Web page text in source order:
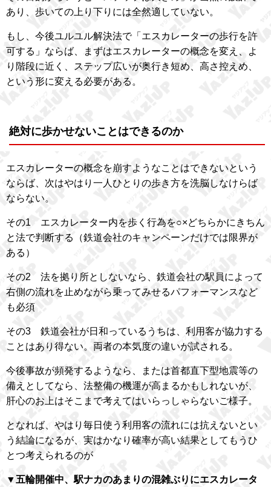
あり、歩いての上り下りには全然適していない。
もし、今後ユルユル解決法で「エスカレーターの歩行を許
可する」ならば、まずはエスカレーターの概念を変え、よ
り階段に近く、ステップ広いが奥行き短め、高さ控えめ、
という形に変える必要がある。
絶対に歩かせないことはできるのか
エスカレーターの概念を崩すようなことはできないという
ならば、次はやはり一人ひとりの歩き方を洗脳しなけらば
ならない。
その1 エスカレーター内を歩く行為を○×どちらかにきちん
と法で判断する（鉄道会社のキャンペーンだけでは限界が
ある）
その2 法を拠り所としないなら、鉄道会社の駅員によって
右側の流れを止めながら乗ってみせるパフォーマンスなど
も必須
その3 鉄道会社が日和っているうちは、利用客が協力する
ことはあり得ない。両者の本気度の違いが試される。
今後事故が頻発するようなら、または首都直下型地震等の
備えとしてなら、法整備の機運が高まるかもしれないが、
肝心のお上はそこまで考えてはいらっしゃらないご様子。
となれば、やはり毎日使う利用客の流れには抗えないとい
う結論になるが、実はかなり確率が高い結果としてもうひ
とつ考えられるのが
▼五輪開催中、駅ナカのあまりの混雑ぶりにエスカレータ